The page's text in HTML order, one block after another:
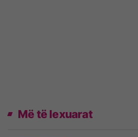
Më të lexuarat